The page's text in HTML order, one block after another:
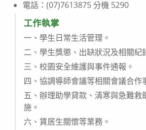
電話：(07)7613875 分機 5290
工作執掌
一、學生日常生活管理。
二、學生獎懲、出缺狀況及相關紀
三、校園安全維護與事件通報。
四、協調導師會議等相關會議合作
五、辦理助學貸款、清寒與急難救
施。
六、賃居生關懷等業務。